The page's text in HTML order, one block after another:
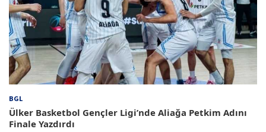
BGL
Ülker Basketbol Gençler Ligi’nde Aliağa Petkim Adını
Finale Yazdırdı